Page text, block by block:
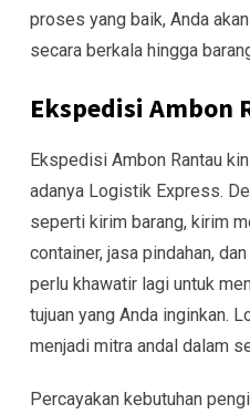
proses yang baik, Anda
secara berkala hingga
Ekspedisi Ambon
Ekspedisi Ambon Rantau
adanya Logistik Express.
seperti kirim barang, kirim
container, jasa pindahan,
perlu khawatir lagi untuk
tujuan yang Anda inginkan.
menjadi mitra andal dalam
Percayakan kebutuhan